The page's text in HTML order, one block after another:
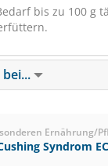
bis zu 100 g
Ernährung/
Syndrom